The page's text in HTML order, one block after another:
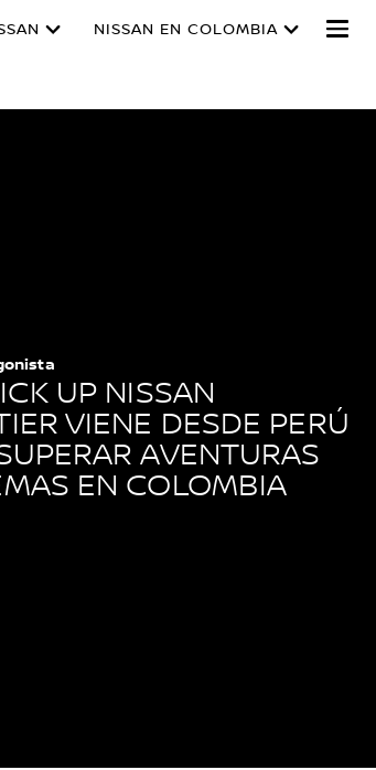
NISSAN EN COLOMBIA
UP NISSAN
VIENE DESDE PERÚ
AVENTURAS
EN COLOMBIA